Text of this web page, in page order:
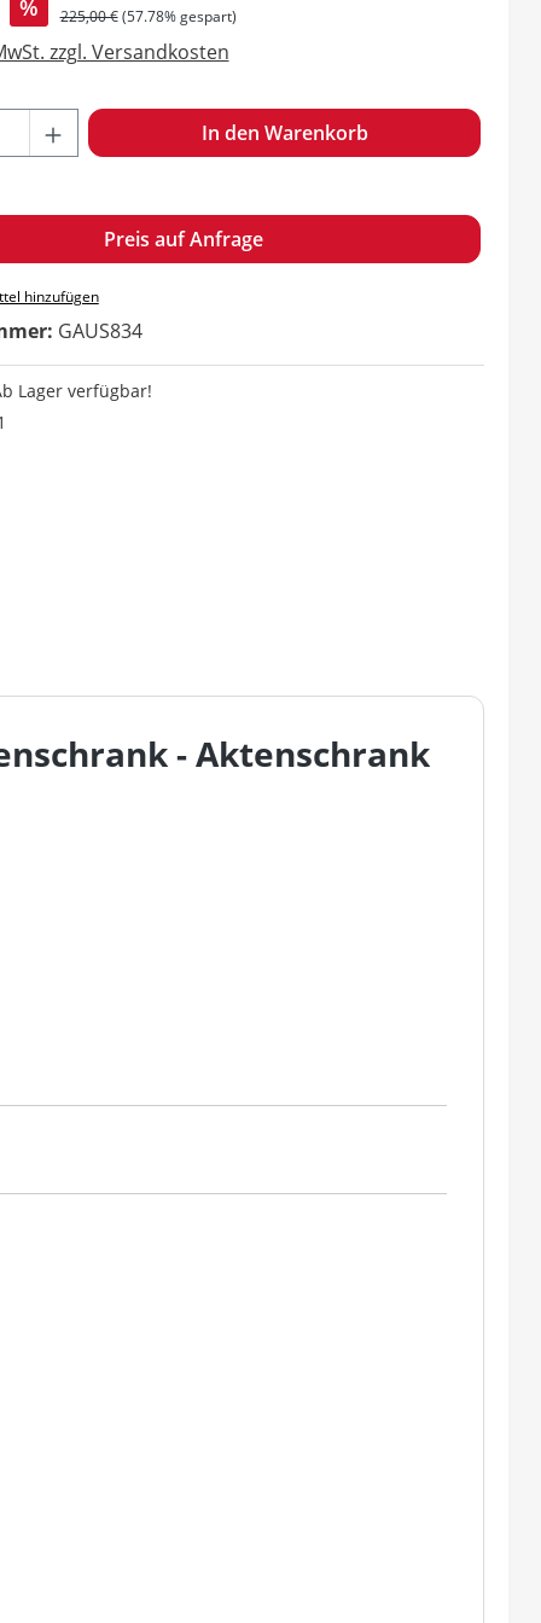
% Regulärer Preis:
225,00 € (57.78% gespart)
zzgl. Versandkosten
Gib den gewünschten Wert ein oder benutze die
In den Warenkorb
Preis auf Anfrage
hinzufügen
GAUS834
Lager verfügbar!
- Aktenschrank